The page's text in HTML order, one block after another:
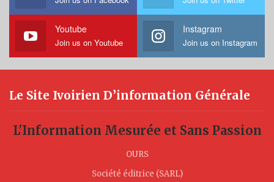
Youtube
Join us on Youtube
Instagram
Join us on Instagram
Le Site Ivoirien D’information Générale
L'Information Mesurée et Sans Passion
OURS
Société éditrice (SARL)